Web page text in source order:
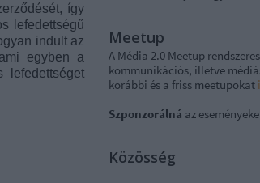
így
lefedettségű
indult az
egyben a
lefedettséget
Meetup
A Média 2.0 Meetup
kommunikációs, illetve
korábbi és a friss meetupokat
Szponzorálná az
Közösség